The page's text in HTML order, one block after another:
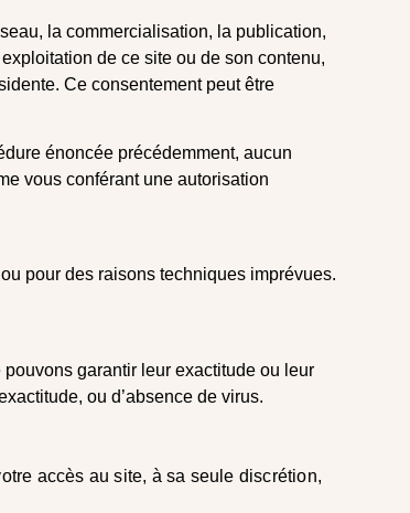
la commercialisation, la publication,
de ce site ou de son contenu,
Ce consentement peut être
énoncée précédemment, aucun
vous conférant une autorisation
pour des raisons techniques imprévues.
garantir leur exactitude ou leur
ou d’absence de virus.
accès au site, à sa seule discrétion,